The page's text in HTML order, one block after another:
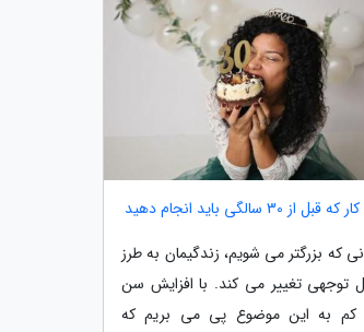
که بزرگتر می شویم، زندگیمان به طرز
توجهی تغییر می کند. با افزایش سن
کم به این موضوع پی می بریم که